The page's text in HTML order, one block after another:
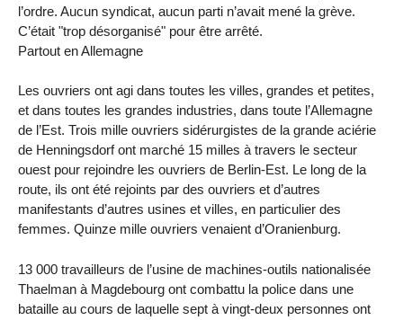
l’ordre. Aucun syndicat, aucun parti n’avait mené la grève.
C’était "trop ​​désorganisé" pour être arrêté.
Partout en Allemagne
Les ouvriers ont agi dans toutes les villes, grandes et petites,
et dans toutes les grandes industries, dans toute l’Allemagne
de l’Est. Trois mille ouvriers sidérurgistes de la grande aciérie
de Henningsdorf ont marché 15 milles à travers le secteur
ouest pour rejoindre les ouvriers de Berlin-Est. Le long de la
route, ils ont été rejoints par des ouvriers et d’autres
manifestants d’autres usines et villes, en particulier des
femmes. Quinze mille ouvriers venaient d’Oranienburg.
13 000 travailleurs de l’usine de machines-outils nationalisée
Thaelman à Magdebourg ont combattu la police dans une
bataille au cours de laquelle sept à vingt-deux personnes ont